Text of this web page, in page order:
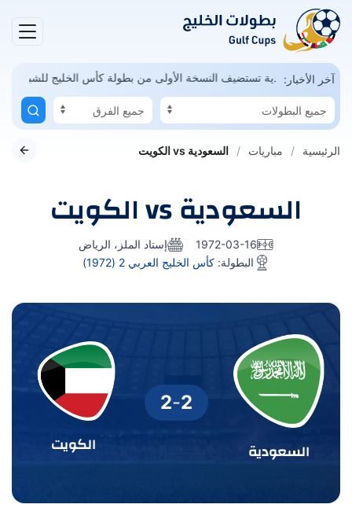
آخر الأخبار:
ممكن السعودية تستضيف النسخة الأولى من بطولة كأس الخليج للشباب
الرئيسية مباريات السعودية vs الكويت
السعودية vs الكويت
1972-03-16
إستاد الملز، الرياض
البطولة:كأس الخليج العربي 2 (1972)
السعودية
2
-
2
الكويت